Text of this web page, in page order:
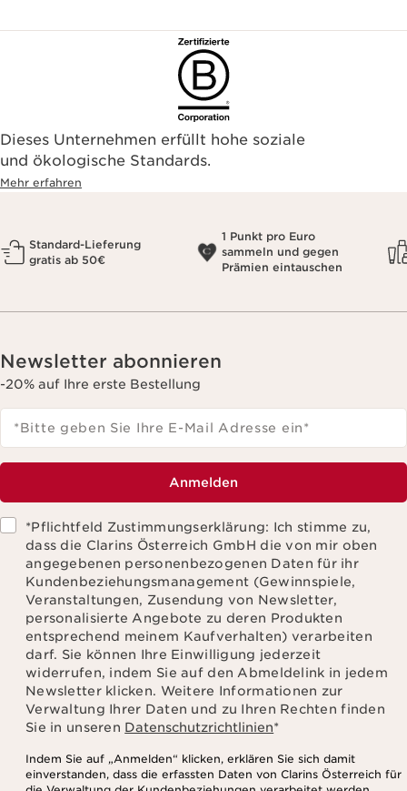
Dieses Unternehmen erfüllt hohe soziale
und ökologische Standards.
Mehr erfahren
Standard-Lieferung
gratis ab 50€
1 Punkt pro Euro
sammeln und gegen
Prämien eintauschen
Newsletter abonnieren
-20% auf Ihre erste Bestellung
*Bitte geben Sie Ihre E-Mail Adresse ein*
Anmelden
*Pflichtfeld Zustimmungserklärung: Ich stimme zu,
dass die Clarins Österreich GmbH die von mir oben
angegebenen personenbezogenen Daten für ihr
Kundenbeziehungsmanagement (Gewinnspiele,
Veranstaltungen, Zusendung von Newsletter,
personalisierte Angebote zu deren Produkten
entsprechend meinem Kaufverhalten) verarbeiten
darf. Sie können Ihre Einwilligung jederzeit
widerrufen, indem Sie auf den Abmeldelink in jedem
Newsletter klicken. Weitere Informationen zur
Verwaltung Ihrer Daten und zu Ihren Rechten finden
Sie in unseren Datenschutzrichtlinien*
Indem Sie auf „Anmelden“ klicken, erklären Sie sich damit
einverstanden, dass die erfassten Daten von Clarins Österreich für